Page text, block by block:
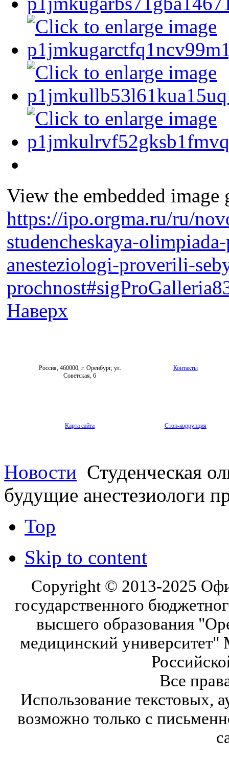
View the embedded
https://ipo.orgma.ru/ru/
studencheskaya-
anesteziologi-proverili-
Наверх
Россия, 460000, г. Оренбург, ул.
Советская, 6
Контакты
Карта сайта Стоп-коррупция
Новости Студенческая
будущие анестезиологи
Top
Skip to content
Copyright © 2013-2025
государственного
высшего образования
медицинский университет"
Все
Использование текстовых,
возможно только с